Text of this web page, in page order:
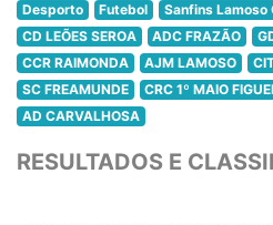
Desporto Futebol Sanfins Lamoso
CD LEÕES SEROA
ADC FRAZÃO
CCR RAIMONDA
AJM LAMOSO
SC FREAMUNDE
CRC 1º MAIO
AD CARVALHOSA
RESULTADOS E